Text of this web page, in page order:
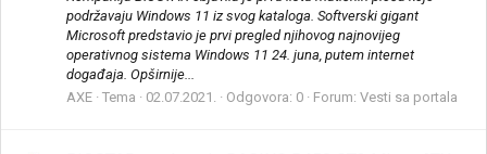
podržavaju Windows 11 iz svog kataloga. Softverski gigant
Microsoft predstavio je prvi pregled njihovog najnovijeg
operativnog sistema Windows 11 24. juna, putem internet
događaja. Opširnije...
AXE Tema 02.07.2021. Odgovora: 0 Forum: Vesti sa portala